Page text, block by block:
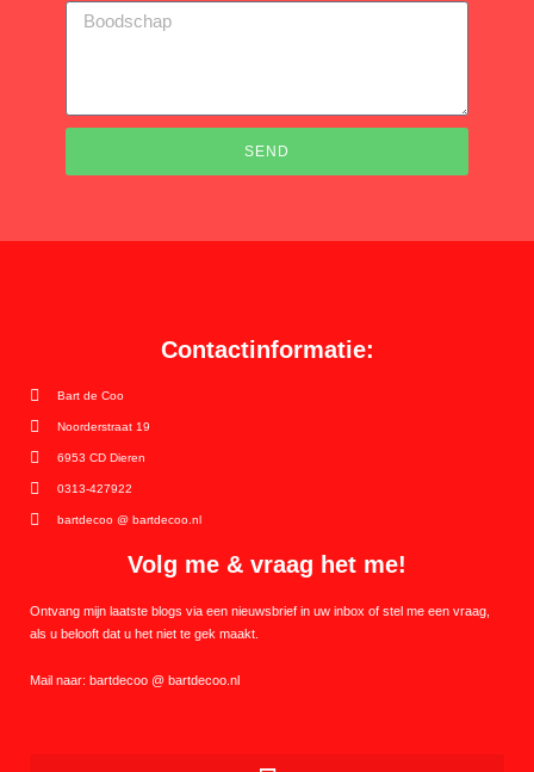
SEND
Volg me & vraag het me!
Ontvang mijn laatste blogs via een nieuwsbrief in uw inbox of stel me een vraag,
als u belooft dat u het niet te gek maakt.
Mail naar: bartdecoo @ bartdecoo.nl
Contactinformatie:
Bart de Coo
Noorderstraat 19
6953 CD Dieren
0313-427922
bartdecoo @ bartdecoo.nl